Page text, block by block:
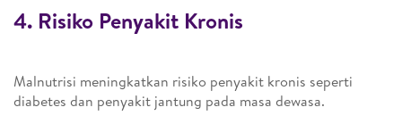
4. Risiko Penyakit Kronis
Malnutrisi meningkatkan risiko penyakit kronis seperti
diabetes dan penyakit jantung pada masa dewasa.